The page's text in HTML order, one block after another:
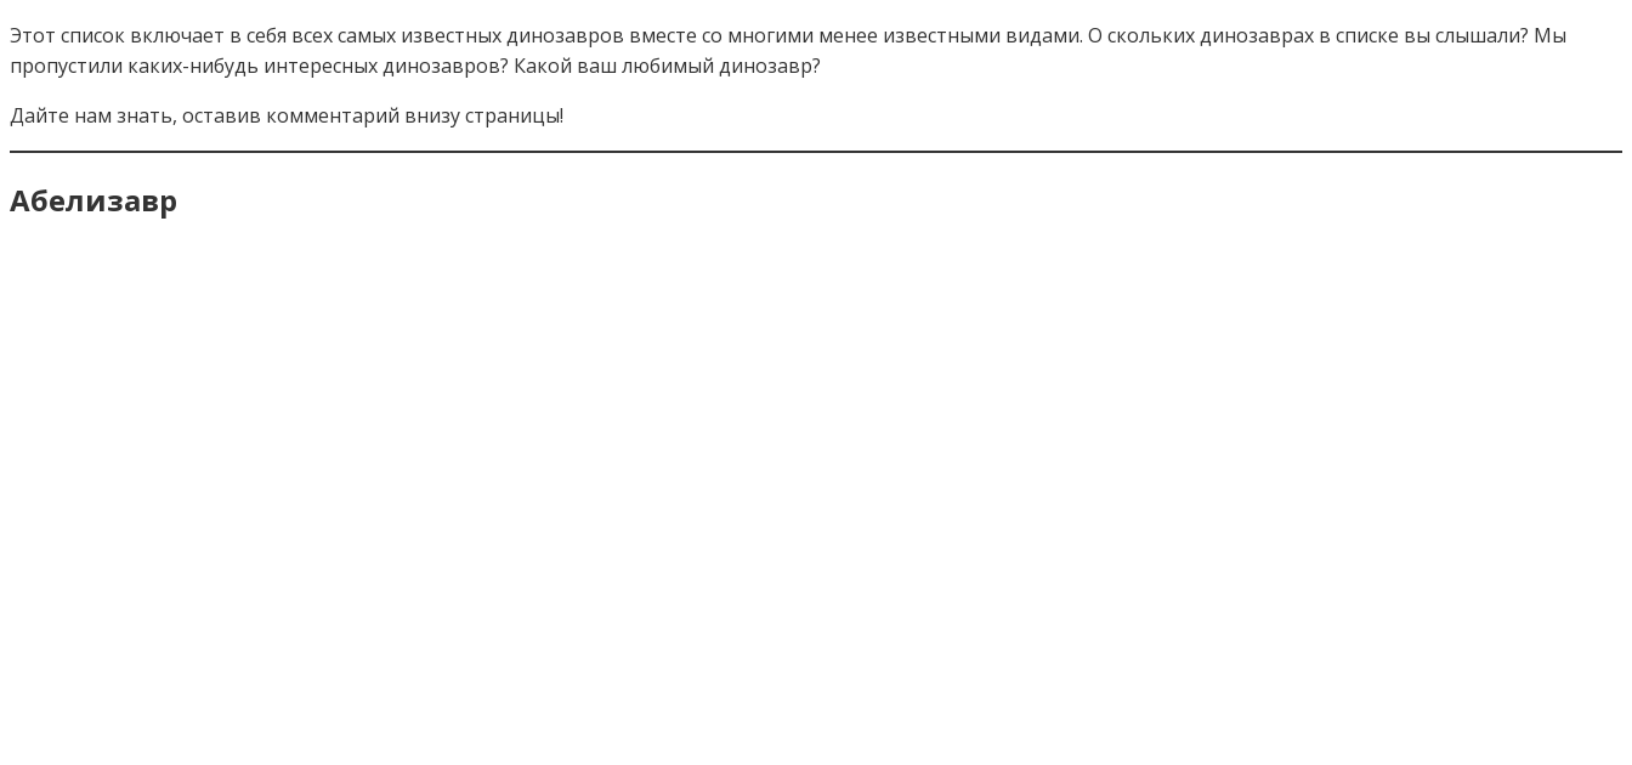
Этот список включает в себя всех самых известных динозавров вместе со многими менее известными видами. О скольких динозаврах в списке вы слышали? Мы
пропустили каких-нибудь интересных динозавров? Какой ваш любимый динозавр?
Дайте нам знать, оставив комментарий внизу страницы!
Абелизавр